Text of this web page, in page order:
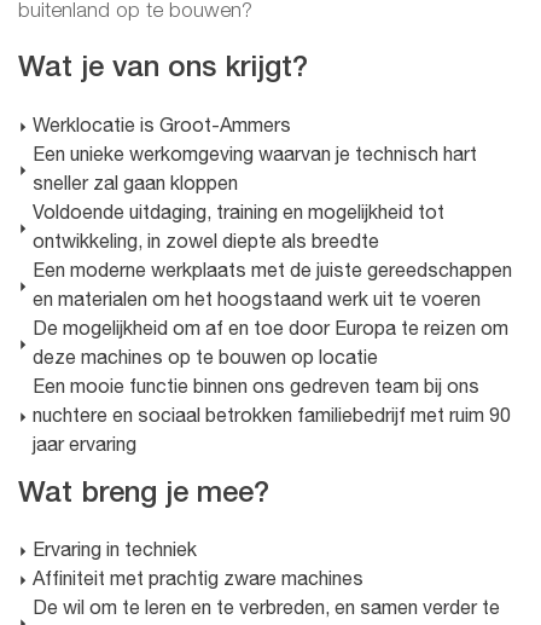
buitenland op te bouwen?
Wat je van ons krijgt?
Werklocatie is Groot-Ammers
Een unieke werkomgeving waarvan je technisch hart
sneller zal gaan kloppen
Voldoende uitdaging, training en mogelijkheid tot
ontwikkeling, in zowel diepte als breedte
Een moderne werkplaats met de juiste gereedschappen
en materialen om het hoogstaand werk uit te voeren
De mogelijkheid om af en toe door Europa te reizen om
deze machines op te bouwen op locatie
Een mooie functie binnen ons gedreven team bij ons
nuchtere en sociaal betrokken familiebedrijf met ruim 90
jaar ervaring
Wat breng je mee?
Ervaring in techniek
Affiniteit met prachtig zware machines
De wil om te leren en te verbreden, en samen verder te